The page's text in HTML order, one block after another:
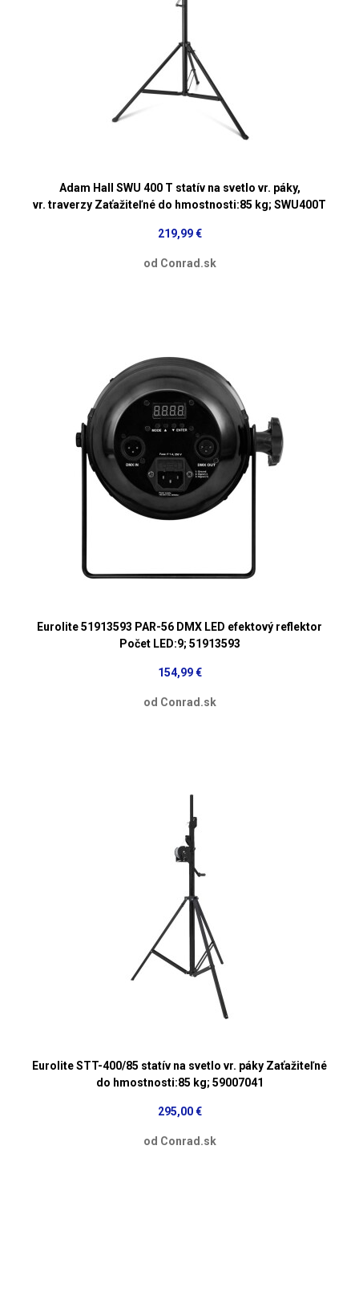
Adam Hall SWU 400 T statív na svetlo vr. páky,
vr. traverzy Zaťažiteľné do hmostnosti:85 kg; SWU400T
219,99 €
od Conrad.sk
Eurolite 51913593 PAR-56 DMX LED efektový reflektor
Počet LED:9; 51913593
154,99 €
od Conrad.sk
Eurolite STT-400/85 statív na svetlo vr. páky Zaťažiteľné
do hmostnosti:85 kg; 59007041
295,00 €
od Conrad.sk